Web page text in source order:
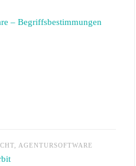
– Begriffsbestimmungen
, AGENTURSOFTWARE